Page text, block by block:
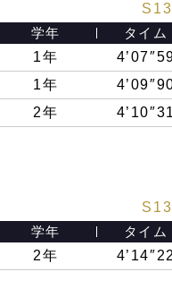
学年
タイム
1年
1年
2年
学年
タイム
2年